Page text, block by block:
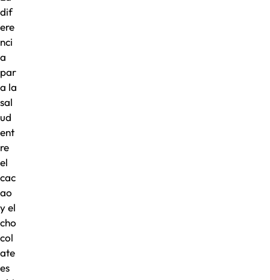
dif
ere
nci
a
par
a la
sal
ud
ent
re
el
cac
ao
y el
cho
col
ate
es